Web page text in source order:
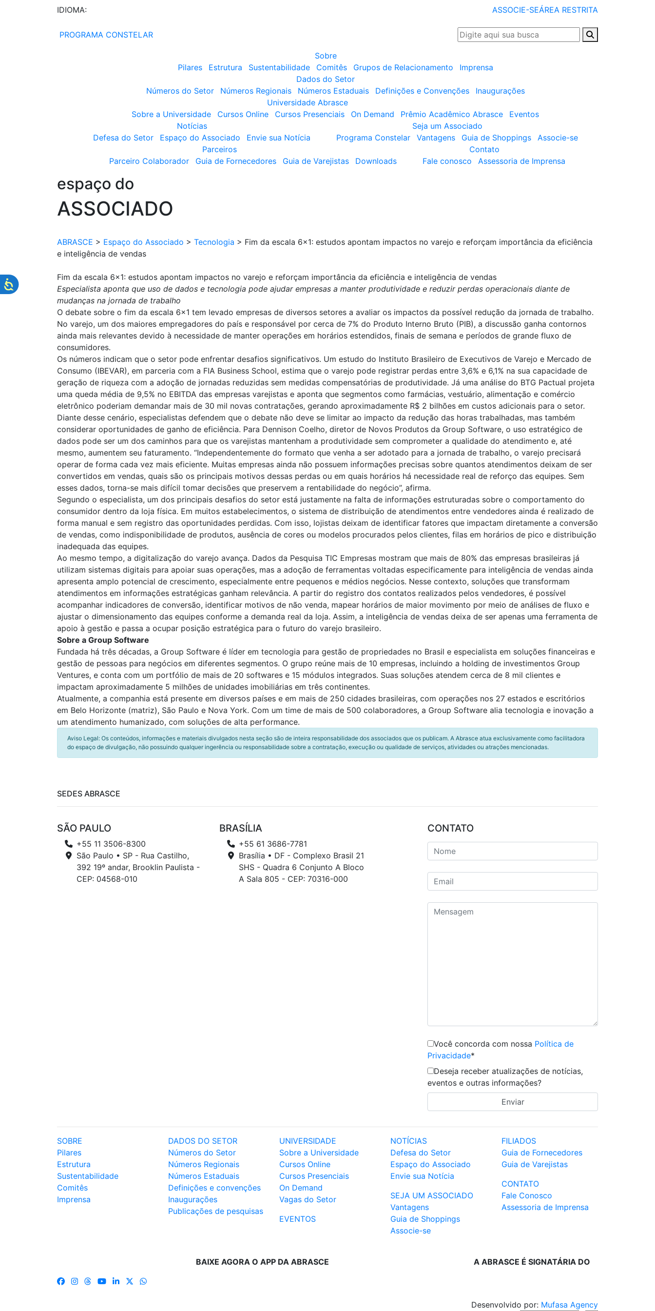
IDIOMA: ASSOCIE-SEÁREA RESTRITA
PROGRAMA CONSTELAR
Sobre
Pilares
Estrutura Sustentabilidade Comitês Grupos de Relacionamento
Imprensa
Dados do Setor
Números do Setor
Números Regionais Números Estaduais Definições e Convenções
Inaugurações
Universidade Abrasce
Sobre a Universidade
Cursos Online Cursos Presenciais On Demand Prêmio Acadêmico Abrasce
Eventos
Notícias
Defesa do Setor
Espaço do Associado Envie sua Notícia
Seja um Associado
Programa Constelar
Vantagens Guia de Shoppings
Associe-se
Parceiros
Parceiro Colaborador
Guia de Fornecedores Guia de Varejistas Downloads
Contato
Fale conosco
Assessoria de Imprensa
espaço do
ASSOCIADO
ABRASCE > Espaço do Associado > Tecnologia > Fim da escala 6×1: estudos apontam impactos no varejo e reforçam importância da eficiência
e inteligência de vendas
Fim da escala 6×1: estudos apontam impactos no varejo e reforçam importância da eficiência e inteligência de vendas
Especialista aponta que uso de dados e tecnologia pode ajudar empresas a manter produtividade e reduzir perdas operacionais diante de
mudanças na jornada de trabalho
O debate sobre o fim da escala 6×1 tem levado empresas de diversos setores a avaliar os impactos da possível redução da jornada de trabalho.
No varejo, um dos maiores empregadores do país e responsável por cerca de 7% do Produto Interno Bruto (PIB), a discussão ganha contornos
ainda mais relevantes devido à necessidade de manter operações em horários estendidos, finais de semana e períodos de grande fluxo de
consumidores.
Os números indicam que o setor pode enfrentar desafios significativos. Um estudo do Instituto Brasileiro de Executivos de Varejo e Mercado de
Consumo (IBEVAR), em parceria com a FIA Business School, estima que o varejo pode registrar perdas entre 3,6% e 6,1% na sua capacidade de
geração de riqueza com a adoção de jornadas reduzidas sem medidas compensatórias de produtividade. Já uma análise do BTG Pactual projeta
uma queda média de 9,5% no EBITDA das empresas varejistas e aponta que segmentos como farmácias, vestuário, alimentação e comércio
eletrônico poderiam demandar mais de 30 mil novas contratações, gerando aproximadamente R$ 2 bilhões em custos adicionais para o setor.
Diante desse cenário, especialistas defendem que o debate não deve se limitar ao impacto da redução das horas trabalhadas, mas também
considerar oportunidades de ganho de eficiência. Para Dennison Coelho, diretor de Novos Produtos da Group Software, o uso estratégico de
dados pode ser um dos caminhos para que os varejistas mantenham a produtividade sem comprometer a qualidade do atendimento e, até
mesmo, aumentem seu faturamento. “Independentemente do formato que venha a ser adotado para a jornada de trabalho, o varejo precisará
operar de forma cada vez mais eficiente. Muitas empresas ainda não possuem informações precisas sobre quantos atendimentos deixam de ser
convertidos em vendas, quais são os principais motivos dessas perdas ou em quais horários há necessidade real de reforço das equipes. Sem
esses dados, torna-se mais difícil tomar decisões que preservem a rentabilidade do negócio”, afirma.
Segundo o especialista, um dos principais desafios do setor está justamente na falta de informações estruturadas sobre o comportamento do
consumidor dentro da loja física. Em muitos estabelecimentos, o sistema de distribuição de atendimentos entre vendedores ainda é realizado de
forma manual e sem registro das oportunidades perdidas. Com isso, lojistas deixam de identificar fatores que impactam diretamente a conversão
de vendas, como indisponibilidade de produtos, ausência de cores ou modelos procurados pelos clientes, filas em horários de pico e distribuição
inadequada das equipes.
Ao mesmo tempo, a digitalização do varejo avança. Dados da Pesquisa TIC Empresas mostram que mais de 80% das empresas brasileiras já
utilizam sistemas digitais para apoiar suas operações, mas a adoção de ferramentas voltadas especificamente para inteligência de vendas ainda
apresenta amplo potencial de crescimento, especialmente entre pequenos e médios negócios. Nesse contexto, soluções que transformam
atendimentos em informações estratégicas ganham relevância. A partir do registro dos contatos realizados pelos vendedores, é possível
acompanhar indicadores de conversão, identificar motivos de não venda, mapear horários de maior movimento por meio de análises de fluxo e
ajustar o dimensionamento das equipes conforme a demanda real da loja. Assim, a inteligência de vendas deixa de ser apenas uma ferramenta de
apoio à gestão e passa a ocupar posição estratégica para o futuro do varejo brasileiro.
Sobre a Group Software
Fundada há três décadas, a Group Software é líder em tecnologia para gestão de propriedades no Brasil e especialista em soluções financeiras e
gestão de pessoas para negócios em diferentes segmentos. O grupo reúne mais de 10 empresas, incluindo a holding de investimentos Group
Ventures, e conta com um portfólio de mais de 20 softwares e 15 módulos integrados. Suas soluções atendem cerca de 8 mil clientes e
impactam aproximadamente 5 milhões de unidades imobiliárias em três continentes.
Atualmente, a companhia está presente em diversos países e em mais de 250 cidades brasileiras, com operações nos 27 estados e escritórios
em Belo Horizonte (matriz), São Paulo e Nova York. Com um time de mais de 500 colaboradores, a Group Software alia tecnologia e inovação a
um atendimento humanizado, com soluções de alta performance.
Aviso Legal: Os conteúdos, informações e materiais divulgados nesta seção são de inteira responsabilidade dos associados que os publicam. A Abrasce atua exclusivamente como facilitadora
do espaço de divulgação, não possuindo qualquer ingerência ou responsabilidade sobre a contratação, execução ou qualidade de serviços, atividades ou atrações mencionadas.
SEDES ABRASCE
SÃO PAULO
+55 11 3506-8300
São Paulo • SP - Rua Castilho,
392 19º andar, Brooklin Paulista -
CEP: 04568-010
BRASÍLIA
+55 61 3686-7781
Brasília • DF - Complexo Brasil 21
SHS - Quadra 6 Conjunto A Bloco
A Sala 805 - CEP: 70316-000
CONTATO
Você concorda com nossa Política de
Privacidade*
Deseja receber atualizações de notícias,
eventos e outras informações?
SOBRE
Pilares
Estrutura
Sustentabilidade
Comitês
Imprensa
DADOS DO SETOR
Números do Setor
Números Regionais
Números Estaduais
Definições e convenções
Inaugurações
Publicações de pesquisas
UNIVERSIDADE
Sobre a Universidade
Cursos Online
Cursos Presenciais
On Demand
Vagas do Setor
EVENTOS
NOTÍCIAS
Defesa do Setor
Espaço do Associado
Envie sua Notícia
SEJA UM ASSOCIADO
Vantagens
Guia de Shoppings
Associe-se
FILIADOS
Guia de Fornecedores
Guia de Varejistas
CONTATO
Fale Conosco
Assessoria de Imprensa
BAIXE AGORA O APP DA ABRASCE A ABRASCE É SIGNATÁRIA DO
Desenvolvido por: Mufasa Agency